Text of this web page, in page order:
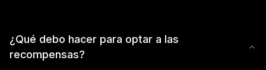
¿Qué debo hacer para optar a las
recompensas?